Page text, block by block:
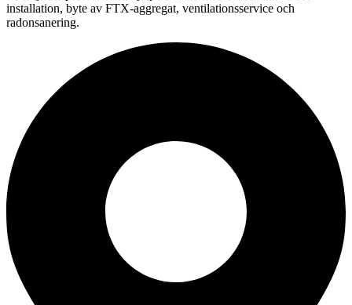
installation, byte av FTX-aggregat, ventilationsservice och
radonsanering.